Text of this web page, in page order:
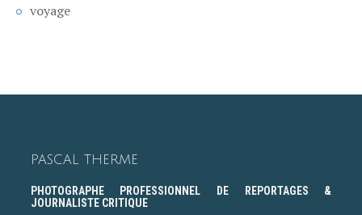
voyage
PASCAL THERME
PHOTOGRAPHE PROFESSIONNEL DE REPORTAGES &
JOURNALISTE CRITIQUE